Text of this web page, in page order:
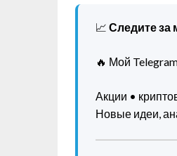
📈 Следите
🔥 Мой
Акции •
Новые идеи,